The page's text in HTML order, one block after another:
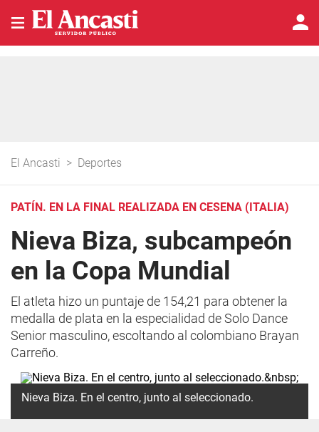
El Ancasti > Deportes
PATÍN. EN LA FINAL REALIZADA EN CESENA (ITALIA)
Nieva Biza, subcampeón
en la Copa Mundial
El atleta hizo un puntaje de 154,21 para obtener la
medalla de plata en la especialidad de Solo Dance
Senior masculino, escoltando al colombiano Brayan
Carreño.
Nieva Biza. En el centro, junto al seleccionado.